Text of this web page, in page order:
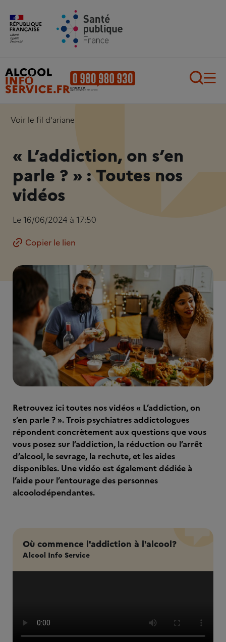
Aller au contenu principal
Voir le fil d'ariane
« L’addiction, on s’en
parle ? » : Toutes nos
vidéos
Le 16/06/2024 à 17:50
Copier le lien
Retrouvez ici toutes nos vidéos « L’addiction, on
s’en parle ? ». Trois psychiatres addictologues
répondent concrètement aux questions que vous
vous posez sur l’addiction, la réduction ou l’arrêt
d’alcool, le sevrage, la rechute, et les aides
disponibles. Une vidéo est également dédiée à
l’aide pour l’entourage des personnes
alcoolodépendantes.
Où commence l'addiction à l'alcool?
Alcool Info Service